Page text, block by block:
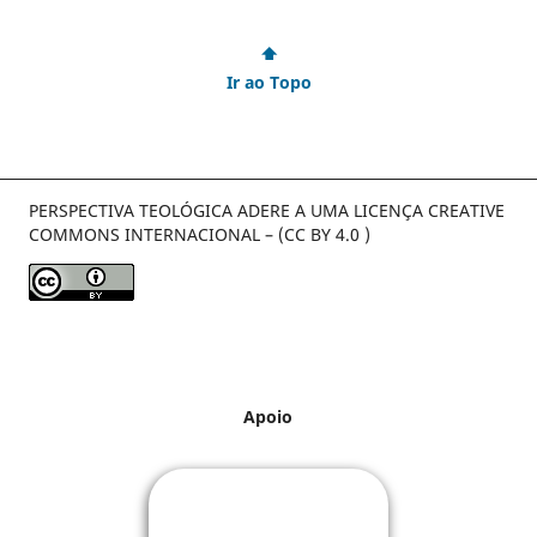
⬆
Ir ao Topo
PERSPECTIVA TEOLÓGICA ADERE A UMA LICENÇA CREATIVE
COMMONS INTERNACIONAL – (CC BY 4.0 )
Apoio